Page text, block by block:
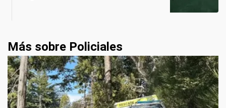
Más sobre Policiales